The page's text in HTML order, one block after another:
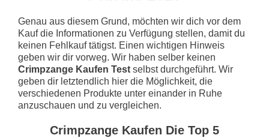
Genau aus diesem Grund, möchten wir dich vor dem
Kauf die Informationen zu Verfügung stellen, damit du
keinen Fehlkauf tätigst. Einen wichtigen Hinweis
geben wir dir vorweg. Wir haben selber keinen
Crimpzange Kaufen Test selbst durchgeführt. Wir
geben dir letztendlich hier die Möglichkeit, die
verschiedenen Produkte unter einander in Ruhe
anzuschauen und zu vergleichen.
Crimpzange Kaufen Die Top 5